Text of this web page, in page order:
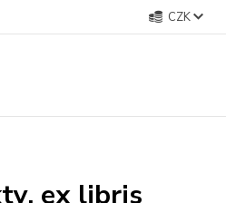
CZK
ex libris